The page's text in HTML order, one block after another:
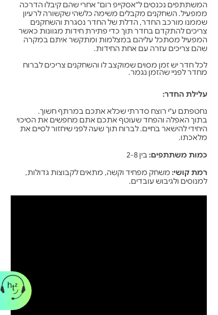
המשתתפים נכנסים ל"אסקייפ רום" אחרי שהם קיבלו הדרכה
ממפעיל. השחקנים מקבלים משימה כלשהי שקשורה לרעיון
שממנו מורכב החדר, הדלת של החדר נסגרת והשחקנים
צריכים להתקדם בחדר תוך כדי פתירת חידות מגוונות כאשר
המפעיל מסתכל עליהם במצלמות ומתקשר איתם במקרה
שהם צריכים עזרה עם אחת החידות.
לכל חדר יש זמן מסוים שמוקצב לו והשחקנים צריכים לברוח
מחדר לפניי שהזמן נגמר.
עלילת החדר:
נחטפתם ע"י רוצח סדרתי שכלא אתכם במרתף חשוך.
בתוך האפלה והפחד שעוטף אתכם אתם מחפשים את הסיכוי
היחידי להישאר בחיים. לברוח תוך שעה לפני שיחזור לסיים את
מלאכתו.
כמות משתתפים: בין 2-8
רמת קושי: משחק מפחיד וקשה, מתאים לקבוצות גדולות,
למנוסים ולגיבוש עובדים.